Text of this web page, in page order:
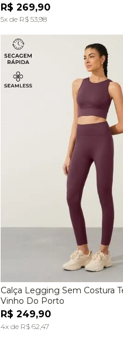
R$ 269,90
5x de R$ 53,98
P
Calça Legging Sem Costura
Vinho Do Porto
R$ 249,90
4x de R$ 62 ,47